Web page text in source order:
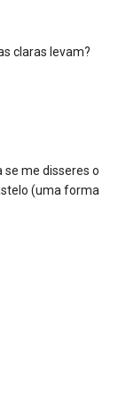
claras levam?
me disseres o
(uma forma